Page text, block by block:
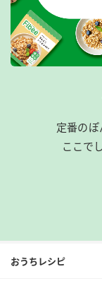
定番のぽ
ここで
おうちレシピ